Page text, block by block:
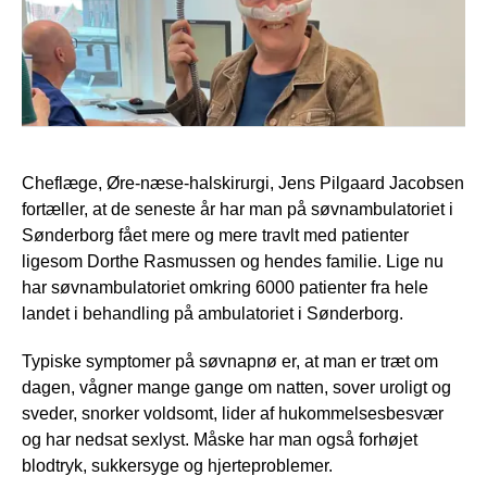
Cheflæge, Øre-næse-halskirurgi, Jens Pilgaard Jacobsen
fortæller, at de seneste år har man på søvnambulatoriet i
Sønderborg fået mere og mere travlt med patienter
ligesom Dorthe Rasmussen og hendes familie. Lige nu
har søvnambulatoriet omkring 6000 patienter fra hele
landet i behandling på ambulatoriet i Sønderborg.
Typiske symptomer på søvnapnø er, at man er træt om
dagen, vågner mange gange om natten, sover uroligt og
sveder, snorker voldsomt, lider af hukommelsesbesvær
og har nedsat sexlyst. Måske har man også forhøjet
blodtryk, sukkersyge og hjerteproblemer.